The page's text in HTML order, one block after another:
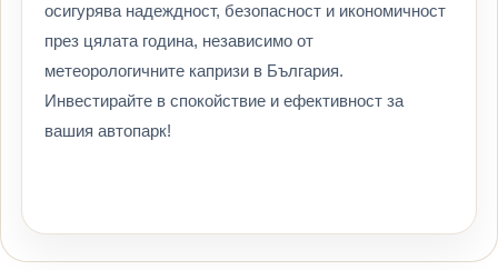
осигурява надеждност, безопасност и икономичност
през цялата година, независимо от
метеорологичните капризи в България.
Инвестирайте в спокойствие и ефективност за
вашия автопарк!